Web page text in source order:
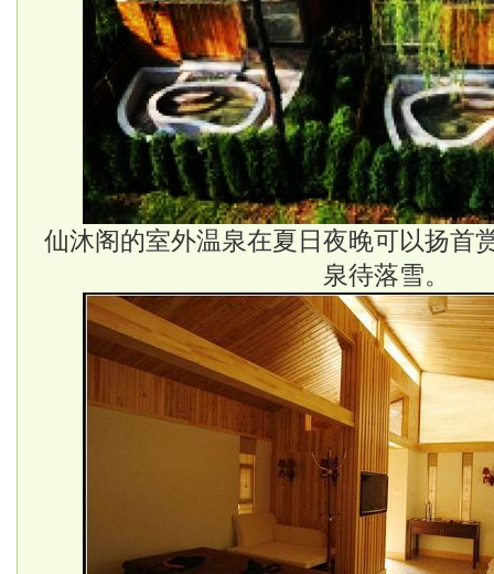
仙沐阁的室外温泉在夏日夜晚可以扬首
泉待落雪。